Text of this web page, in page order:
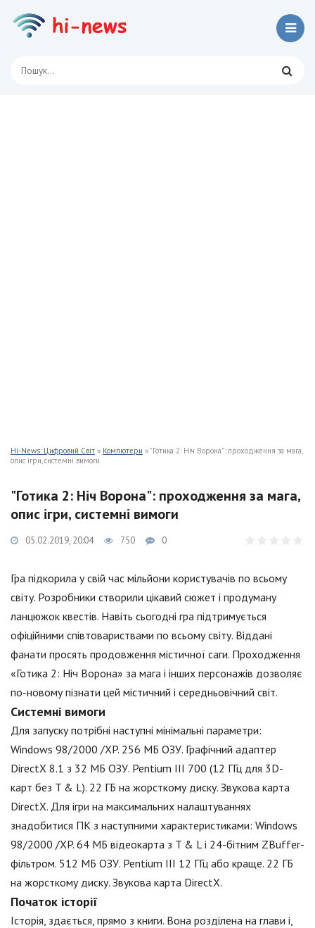
Hi-News: Цифровий Світ » Компютери » "Готика 2: Ніч Ворона": проходження за мага,
опис ігри, системні вимоги
"Готика 2: Ніч Ворона": проходження за мага,
опис ігри, системні вимоги
05.02.2019, 20:04 750 0
Гра підкорила у свій час мільйони користувачів по всьому
світу. Розробники створили цікавий сюжет і продуману
ланцюжок квестів. Навіть сьогодні гра підтримується
офіційними співтовариствами по всьому світу. Віддані
фанати просять продовження містичної саги. Проходження
«Готика 2: Ніч Ворона» за мага і інших персонажів дозволяє
по-новому пізнати цей містичний і середньовічний світ.
Системні вимоги
Для запуску потрібні наступні мінімальні параметри:
Windows 98/2000 /XP. 256 МБ ОЗУ. Графічний адаптер
DirectX 8.1 з 32 МБ ОЗУ. Pentium III 700 (12 ГГц для 3D-
карт без T & L). 22 ГБ на жорсткому диску. Звукова карта
DirectX. Для ігри на максимальних налаштуваннях
знадобитися ПК з наступними характеристиками: Windows
98/2000 /XP. 64 МБ відеокарта з T & L і 24-бітним ZBuffer-
фільтром. 512 МБ ОЗУ. Pentium III 12 ГГц або краще. 22 ГБ
на жорсткому диску. Звукова карта DirectX.
Початок історії
Історія, здається, прямо з книги. Вона розділена на глави і,